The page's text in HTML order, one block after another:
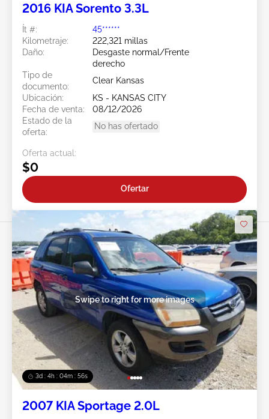
2016 KIA Sorento 3.3L
Ít #:
45******
Kilometraje:
222,321 millas
Daño:
Desgaste normal/Frente
derecho
Tipo de
documento:
Clear Kansas
Ubicación:
KS - KANSAS CITY
Fecha de venta:
08/12/2026
Estado de la
oferta:
No has ofertado
Oferta actual:
$0
Ofertar
3d : 4h : 04m : 53s
Swipe to right for more images
2007 KIA Sportage 2.0L